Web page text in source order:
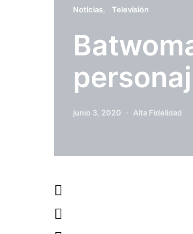
Noticias Televisión
junio 3, 2020 Alta Fidelidad